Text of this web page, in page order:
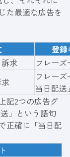
た最適な広告を
登録
求
フレー
フレー
当日配送
記2つの広告グ
」という語句
正確に「当日配